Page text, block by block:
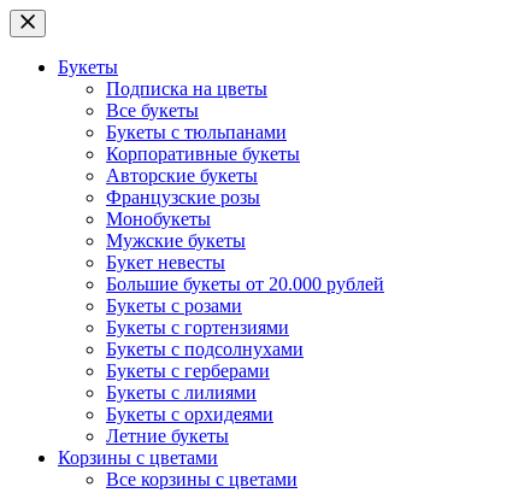
Букеты
Подписка на цветы
Все букеты
Букеты с тюльпанами
Корпоративные букеты
Авторские букеты
Французские розы
Монобукеты
Мужские букеты
Букет невесты
Большие букеты от 20.000 рублей
Букеты с розами
Букеты с гортензиями
Букеты с подсолнухами
Букеты с герберами
Букеты с лилиями
Букеты с орхидеями
Летние букеты
Корзины с цветами
Все корзины с цветами